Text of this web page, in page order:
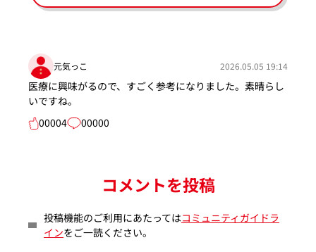
元気っこ 2026.05.05 19:14
医療に興味がるので、すごく参考になりました。素晴らし
いですね。
00004
00000
コメントを投稿
投稿機能のご利用にあたってはコミュニティガイドラ
インをご一読ください。